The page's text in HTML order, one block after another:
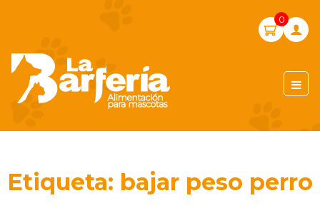
LA BARFERIA PERÚ
0
Etiqueta: bajar peso perro